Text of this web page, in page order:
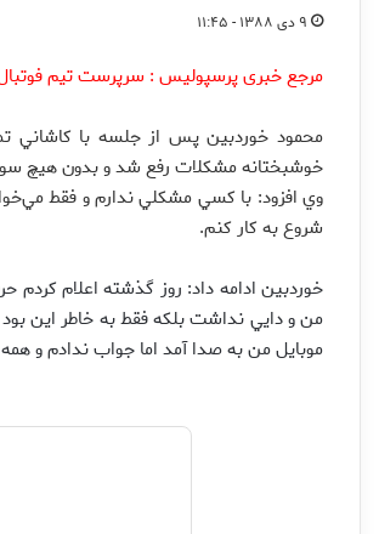
۹ دی ۱۳۸۸ - ۱۱:۴۵
مرجع خبری پرسپولیس : سرپرست تيم
خوشبختانه مشكلات رفع شد و بدون هيچ
وي افزود: با كسي مشكلي ندارم و فقط
شروع به كار كنم.
خوردبين ادامه داد: روز گذشته اعلام
من و دايي نداشت بلكه فقط به خاطر اين
موبايل من به صدا آمد اما جواب ندادم و